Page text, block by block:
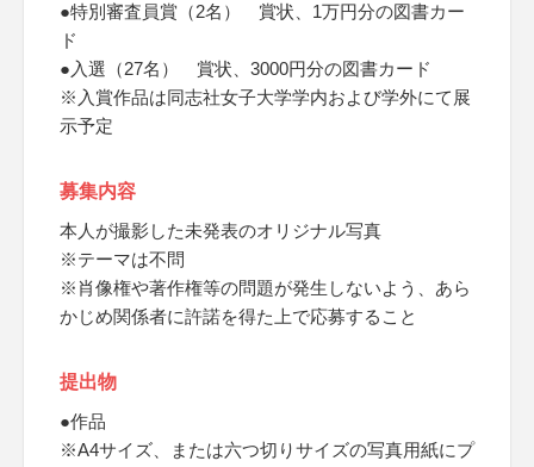
●特別審査員賞（2名） 賞状、1万円分の図書カー
ド
●入選（27名） 賞状、3000円分の図書カード
※入賞作品は同志社女子大学学内および学外にて展
示予定
募集内容
本人が撮影した未発表のオリジナル写真
※テーマは不問
※肖像権や著作権等の問題が発生しないよう、あら
かじめ関係者に許諾を得た上で応募すること
提出物
●作品
※A4サイズ、または六つ切りサイズの写真用紙にプ